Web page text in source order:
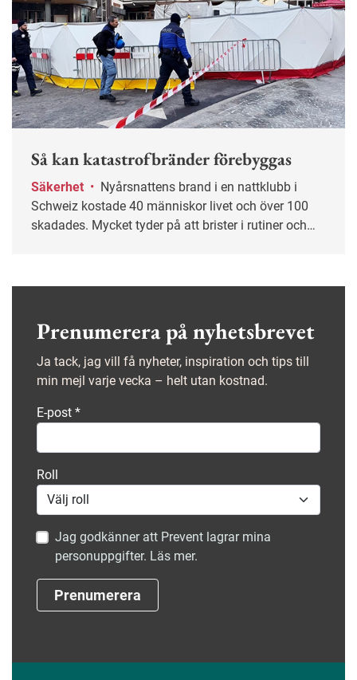
Så kan katastrofbränder förebyggas
Säkerhet •
Schweiz kostade 40 människor livet och över 100
skadades. Mycket tyder på att brister i rutiner och
brandsäkerhetsarbete kan den här typen av
Prenumerera på nyhetsbrevet
Ja tack, jag vill få nyheter, inspiration och tips till
min mejl varje vecka – helt utan kostnad.
E-post *
Roll
Jag godkänner att Prevent lagrar mina
personuppgifter. Läs mer.
Prenumerera